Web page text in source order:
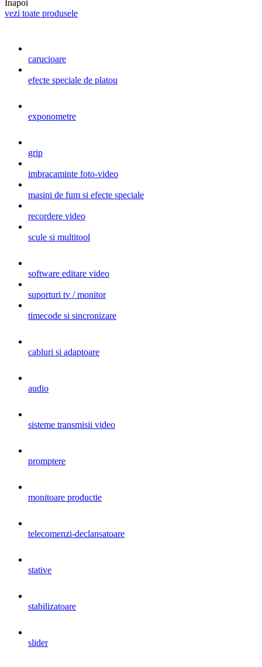
Inapoi
vezi toate produsele
carucioare
efecte speciale de platou
exponometre
grip
imbracaminte foto-video
masini de fum si efecte speciale
recordere video
scule si multitool
software editare video
suporturi tv / monitor
timecode si sincronizare
cabluri si adaptoare
audio
sisteme transmisii video
promptere
monitoare productie
telecomenzi-declansatoare
stative
stabilizatoare
slider